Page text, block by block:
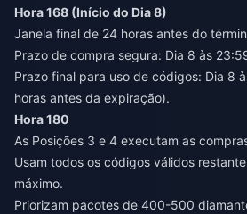
Hora 168 (Início do Dia 8)
Janela final de 24 horas antes do
Prazo de compra segura: Dia 8 às
Prazo final para uso de códigos: Dia 8
horas antes da expiração).
Hora 180
As Posições 3 e 4 executam as
Usam todos os códigos válidos
máximo.
Priorizam pacotes de 400-500